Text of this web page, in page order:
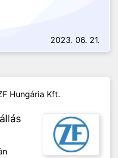
2023. 06. 21.
Hungária Kft.